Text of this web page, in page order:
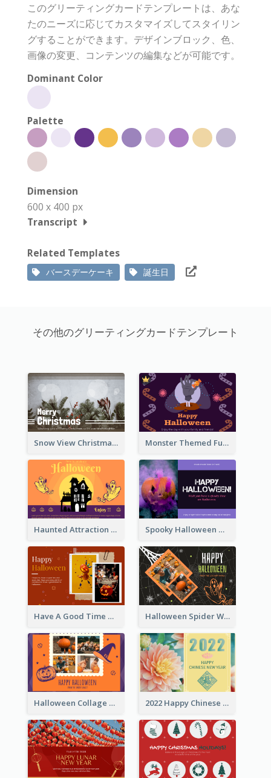
このグリーティングカードテンプレートは、あな
たのニーズに応じてカスタマイズしてスタイリン
グすることができます。デザインブロック、色、
画像の変更、コンテンツの編集などが可能です。
Dominant Color
Palette
Dimension
600 x 400 px
Transcript
Related Templates
バースデーケーキ 誕生日
その他のグリーティングカードテンプレート
Snow View Christmas Card With Simple Design Monster Themed Fun Halloween Greeting Card
Haunted Attraction Themed Halloween Card Spooky Halloween Greeting Card
Have A Good Time This Halloween Greeting Card Halloween Spider Web Greeting Card
Halloween Collage Greeting Card 2022 Happy Chinese New Year Flower Photo Greeting Card